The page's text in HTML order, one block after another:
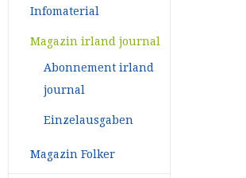
Infomaterial
Magazin irland journal
Abonnement irland
journal
Einzelausgaben
Magazin Folker